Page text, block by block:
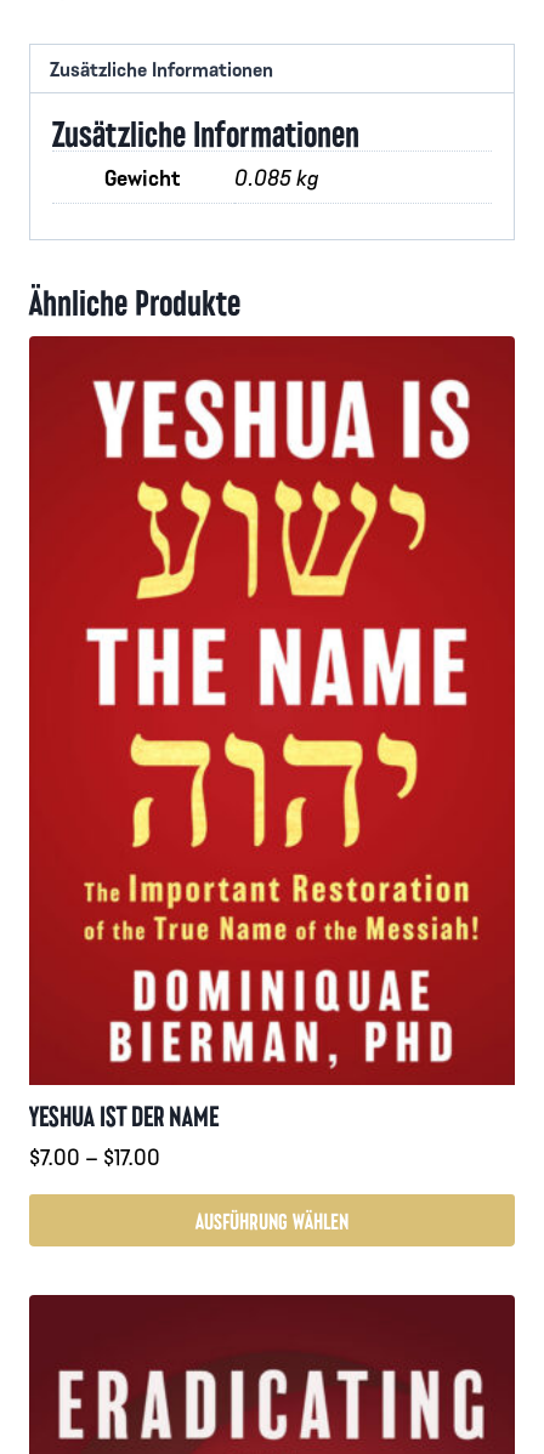
Zusätzliche Informationen
Zusätzliche Informationen
Gewicht 0.085 kg
Ähnliche Produkte
YESHUA IST DER NAME
$7.00 – $17.00
$17.00
AUSFÜHRUNG WÄHLEN
Produkt
Varianten